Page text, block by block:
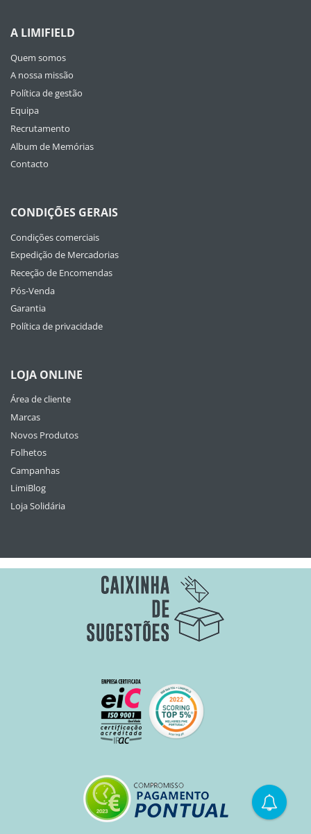
A LIMIFIELD
Quem somos
A nossa missão
Política de gestão
Equipa
Recrutamento
Album de Memórias
Contacto
CONDIÇÕES GERAIS
Condições comerciais
Expedição de Mercadorias
Receção de Encomendas
Pós-Venda
Garantia
Política de privacidade
LOJA ONLINE
Área de cliente
Marcas
Novos Produtos
Folhetos
Campanhas
LimiBlog
Loja Solidária